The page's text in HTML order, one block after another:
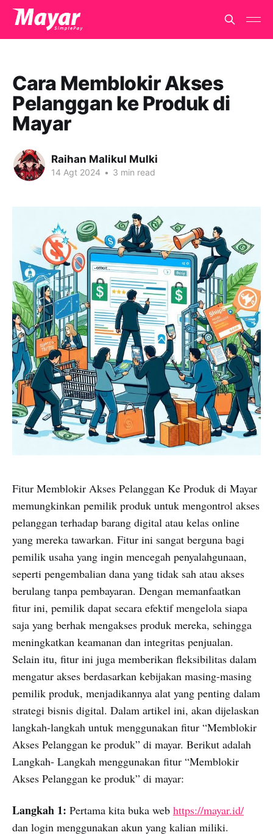
Cara Memblokir Akses
Pelanggan ke Produk di
Mayar
Raihan Malikul Mulki
14 Agt 2024 • 3 min read
Fitur Memblokir Akses Pelanggan Ke Produk di Mayar
memungkinkan pemilik produk untuk mengontrol akses
pelanggan terhadap barang digital atau kelas online
yang mereka tawarkan. Fitur ini sangat berguna bagi
pemilik usaha yang ingin mencegah penyalahgunaan,
seperti pengembalian dana yang tidak sah atau akses
berulang tanpa pembayaran. Dengan memanfaatkan
fitur ini, pemilik dapat secara efektif mengelola siapa
saja yang berhak mengakses produk mereka, sehingga
meningkatkan keamanan dan integritas penjualan.
Selain itu, fitur ini juga memberikan fleksibilitas dalam
mengatur akses berdasarkan kebijakan masing-masing
pemilik produk, menjadikannya alat yang penting dalam
strategi bisnis digital. Dalam artikel ini, akan dijelaskan
langkah-langkah untuk menggunakan fitur “Memblokir
Akses Pelanggan ke produk” di mayar. Berikut adalah
Langkah- Langkah menggunakan fitur “Memblokir
Akses Pelanggan ke produk” di mayar:
Langkah 1: Pertama kita buka web https://mayar.id/
dan login menggunakan akun yang kalian miliki.